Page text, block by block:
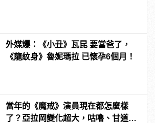
外媒爆：《小丑》瓦昆 要當爸了，
《龍紋身》魯妮瑪拉 已懷孕6個月！
當年的《魔戒》演員現在都怎麼樣
了？亞拉岡變化超大，咕嚕、甘道